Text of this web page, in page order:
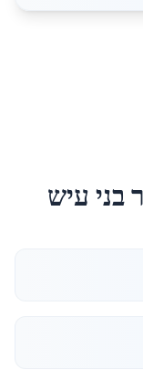
בני עיש